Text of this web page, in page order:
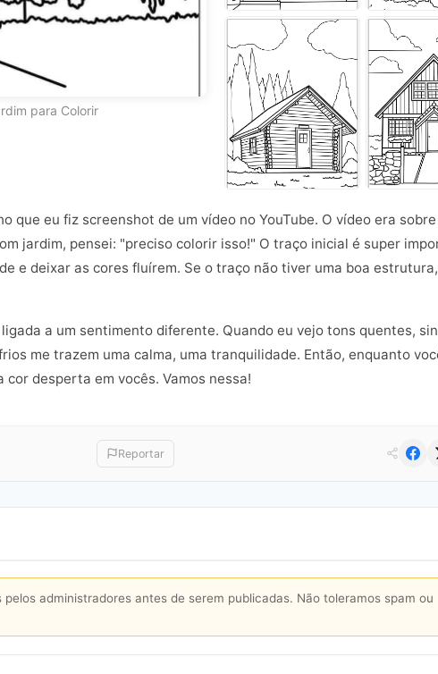
para Colorir
que eu fiz screenshot de um vídeo no YouTube. O vídeo era
jardim, pensei: "preciso colorir isso!" O traço inicial é super
e deixar as cores fluírem. Se o traço não tiver uma boa
a um sentimento diferente. Quando eu vejo tons quentes,
me trazem uma calma, uma tranquilidade. Então, enquanto
desperta em vocês. Vamos nessa!
Reportar
administradores antes de serem publicadas. Não toleramos spam ou